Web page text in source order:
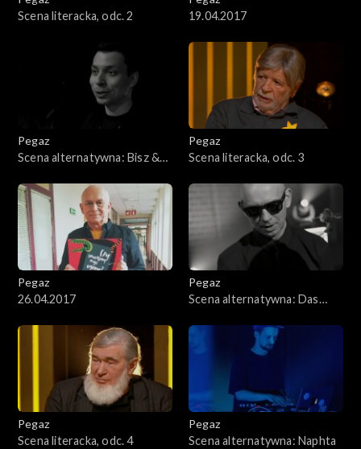
Scena literacka, odc. 2
19.04.2017
Pegaz
Scena alternatywna: Bisz &
Pegaz
Scena literacka, odc. 3
Pegaz
26.04.2017
Pegaz
Scena alternatywna: Das
Pegaz
Scena literacka, odc. 4
Pegaz
Scena alternatywna: Naphta